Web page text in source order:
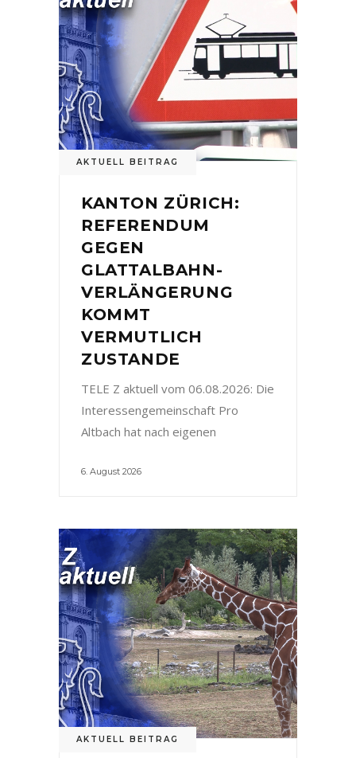
AKTUELL BEITRAG
KANTON ZÜRICH:
REFERENDUM
GEGEN
GLATTALBAHN-
VERLÄNGERUNG
KOMMT
VERMUTLICH
ZUSTANDE
TELE Z aktuell vom 06.08.2026: Die
Interessengemeinschaft Pro
Altbach hat nach eigenen
6. August 2026
AKTUELL BEITRAG